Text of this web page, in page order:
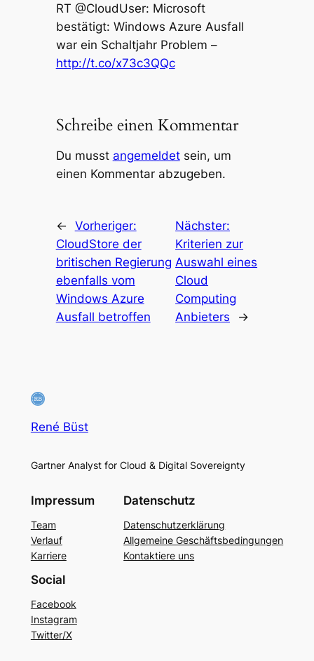
RT @CloudUser: Microsoft
bestätigt: Windows Azure Ausfall
war ein Schaltjahr Problem –
http://t.co/x73c3QQc
Schreibe einen Kommentar
Du musst angemeldetsein, um
einen Kommentar abzugeben.
← Vorheriger:
CloudStore der
britischen Regierung
ebenfalls vom
Windows Azure
Ausfall betroffen
Nächster:
Kriterien zur
Auswahl eines
Cloud
Computing
Anbieters
→
René Büst
Gartner Analyst for Cloud & Digital Sovereignty
Impressum
Team
Verlauf
Karriere
Datenschutz
Datenschutzerklärung
Allgemeine Geschäftsbedingungen
Kontaktiere uns
Social
Facebook
Instagram
Twitter/X